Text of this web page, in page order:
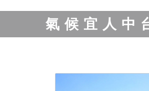
氣候宜人中